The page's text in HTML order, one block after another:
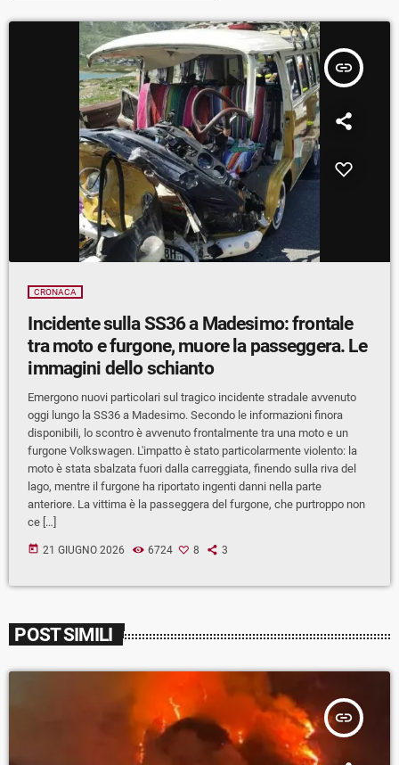
insert_link
CRONACA
Incidente sulla SS36 a Madesimo: frontale
tra moto e furgone, muore la passeggera. Le
immagini dello schianto
Emergono nuovi particolari sul tragico incidente stradale avvenuto
oggi lungo la SS36 a Madesimo. Secondo le informazioni finora
disponibili, lo scontro è avvenuto frontalmente tra una moto e un
furgone Volkswagen. L'impatto è stato particolarmente violento: la
moto è stata sbalzata fuori dalla carreggiata, finendo sulla riva del
lago, mentre il furgone ha riportato ingenti danni nella parte
anteriore. La vittima è la passeggera del furgone, che purtroppo non
ce […]
today 21 GIUGNO 2026 6724 8 3
POST SIMILI
insert_link